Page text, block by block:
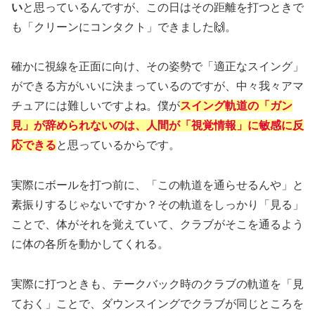
いと思っているんですが、この日はその距離を打つときで
も「クリーンにコンタクト」できました🙌。
確かに視線を正面に向け、その姿勢で「適正なスイング」
ができる方がいいに決まっているのですが、中々我々アマ
チュアには難しいですよね。僕がスイング軌道の「ガン
見」が辞められないのは、人間が「視覚情報」に敏感に反
応できると思っているからです。
実際にボールを打つ前に、「この軌道を通らせるんや」と
素振りするじゃないですか？その軌道をしっかり「見る」
ことで、体がそれを覚えていて、クラブがそこを通るよう
に体の各所を動かしてくれる。
実際に打つときも、テークバック時のクラブの軌道を「見
ておく」ことで、ダウンスイングでクラブが同じところを